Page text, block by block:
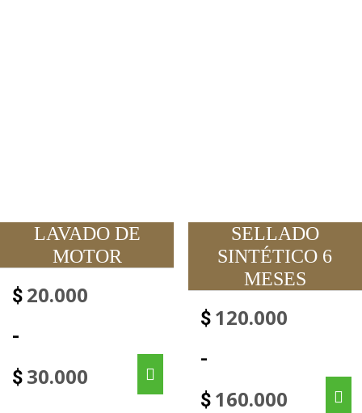
LAVADO DE
MOTOR
$ 20.000
-
$ 30.000
SELLADO
SINTÉTICO 6
MESES
$ 120.000
-
$ 160.000